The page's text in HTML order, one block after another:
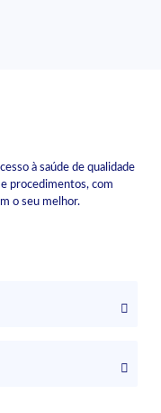
à saúde de qualidade
procedimentos, com
o seu melhor.